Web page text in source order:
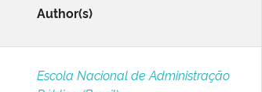
Author(s)
Escola Nacional de Administração